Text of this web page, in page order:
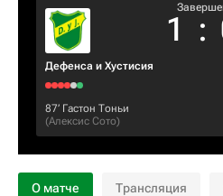
Дефенса и Хустисия
1 :
87‎’‎ Гастон Тоньи
(Алексис Сото)
О матче Трансляция